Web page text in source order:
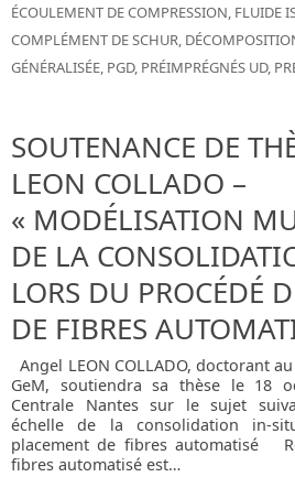
ÉCOULEMENT DE COMPRESSION, FLUIDE
COMPLÉMENT DE SCHUR,
GÉNÉRALISÉE, PGD, PRÉIMPRÉGNÉS UD,
SOUTENANCE DE
LEON COLLADO –
« MODÉLISATION
DE LA
LORS DU PROCÉDÉ
DE FIBRES
Angel LEON COLLADO, doctorant
GeM, soutiendra sa thèse le 18
Centrale Nantes sur le sujet
échelle de la consolidation in-
placement de fibres automatisé
fibres automatisé est…